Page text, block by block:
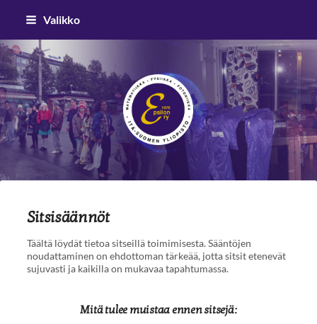
Siirry
sivun
sisältöön
Valikko
Epsilon ry
Sitsisäännöt
Täältä löydät tietoa sitseillä toimimisesta. Sääntöjen
noudattaminen on ehdottoman tärkeää, jotta sitsit etenevät
sujuvasti ja kaikilla on mukavaa tapahtumassa.
Mitä tulee muistaa ennen sitsejä: